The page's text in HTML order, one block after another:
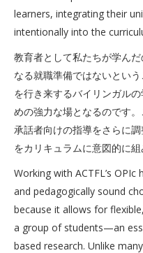
learners, integrating their
intentionally into the
教育者として私たちが学ん
なる就職準備ではないとい
を行き来するバイリンガル
めの強力な場となるのです
承話者向けの指導をさらに
をカリキュラムに意図的に組
Working with ACTFL’s
and pedagogically sound
because it allows for
a group of students—an
based research. Unlike